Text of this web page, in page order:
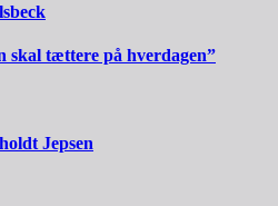
skal tættere på hverdagen”
Jepsen